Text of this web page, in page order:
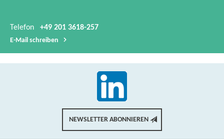
Telefon +49 201 3618-257
E-​Mail schreiben
NEWSLETTER ABONNIEREN